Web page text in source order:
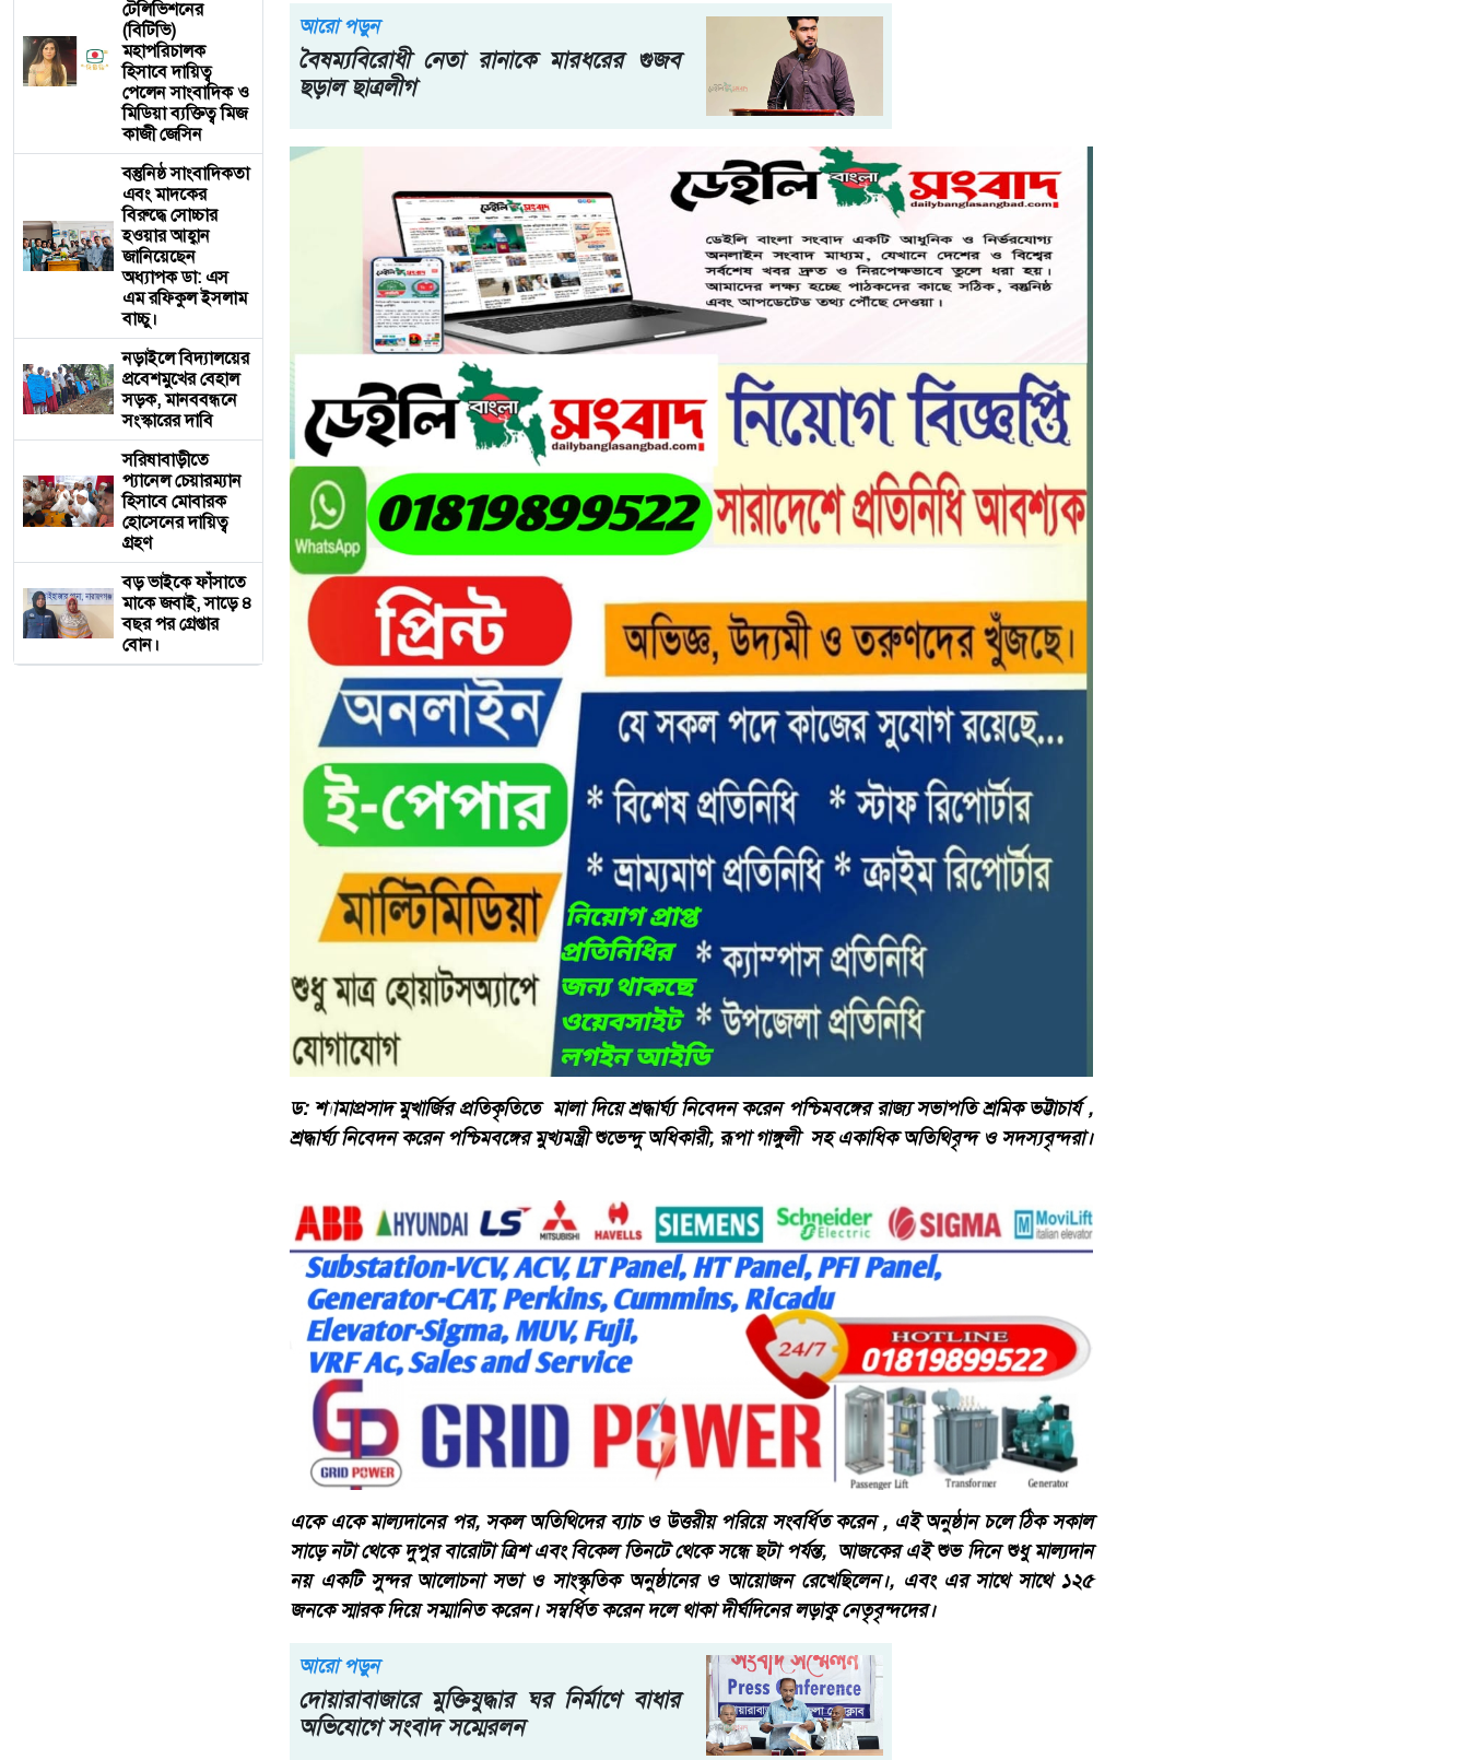
টেলিভিশনের
(বিটিভি)
মহাপরিচালক
হিসাবে দায়িত্ব
পেলেন সাংবাদিক ও
মিডিয়া ব্যক্তিত্ব মিজ
কাজী জেসিন
বস্তুনিষ্ঠ সাংবাদিকতা
এবং মাদকের
বিরুদ্ধে সোচ্চার
হওয়ার আহ্বান
জানিয়েছেন
অধ্যাপক ডা: এস
এম রফিকুল ইসলাম
বাচ্চু।
নড়াইলে বিদ্যালয়ের
প্রবেশমুখের বেহাল
সড়ক, মানববন্ধনে
সংস্কারের দাবি
সরিষাবাড়ীতে
প্যানেল চেয়ারম্যান
হিসাবে মোবারক
হোসেনের দায়িত্ব
গ্রহণ
বড় ভাইকে ফাঁসাতে
মাকে জবাই, সাড়ে ৪
বছর পর গ্রেপ্তার
বোন।
আরো পড়ুন
বৈষম্যবিরোধী নেতা রানাকে মারধরের গুজব
ছড়াল ছাত্রলীগ
ড: শ্যামাপ্রসাদ মুখার্জির প্রতিকৃতিতে মালা দিয়ে শ্রদ্ধার্ঘ্য নিবেদন করেন পশ্চিমবঙ্গের রাজ্য সভাপতি শ্রমিক ভট্টাচার্য ,
শ্রদ্ধার্ঘ্য নিবেদন করেন পশ্চিমবঙ্গের মুখ্যমন্ত্রী শুভেন্দু অধিকারী, রূপা গাঙ্গুলী সহ একাধিক অতিথিবৃন্দ ও সদস্যবৃন্দরা।
একে একে মাল্যদানের পর, সকল অতিথিদের ব্যাচ ও উত্তরীয় পরিয়ে সংবর্ধিত করেন , এই অনুষ্ঠান চলে ঠিক সকাল
সাড়ে নটা থেকে দুপুর বারোটা ত্রিশ এবং বিকেল তিনটে থেকে সন্ধে ছটা পর্যন্ত, আজকের এই শুভ দিনে শুধু মাল্যদান
নয় একটি সুন্দর আলোচনা সভা ও সাংস্কৃতিক অনুষ্ঠানের ও আয়োজন রেখেছিলেন।, এবং এর সাথে সাথে ১২৫
জনকে স্মারক দিয়ে সম্মানিত করেন। সম্বর্ধিত করেন দলে থাকা দীর্ঘদিনের লড়াকু নেতৃবৃন্দদের।
আরো পড়ুন
দোয়ারাবাজারে মুক্তিযুদ্ধার ঘর নির্মাণে বাধার
অভিযোগে সংবাদ সম্মেরলন